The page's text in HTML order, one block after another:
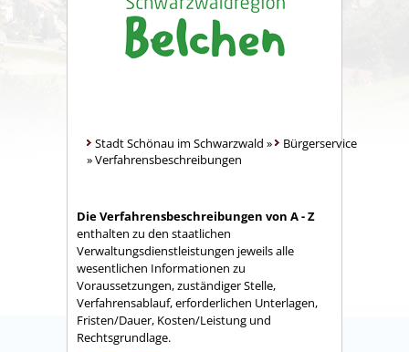
Stadt Schönau im Schwarzwald »
Bürgerservice
»Verfahrensbeschreibungen
Die Verfahrensbeschreibungen von A - Z
enthalten zu den staatlichen
Verwaltungsdienstleistungen jeweils alle
wesentlichen Informationen zu
Voraussetzungen, zuständiger Stelle,
Verfahrensablauf, erforderlichen Unterlagen,
Fristen/Dauer, Kosten/Leistung und
Rechtsgrundlage.